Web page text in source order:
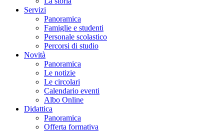
Servizi
Panoramica
Famiglie e studenti
Personale scolastico
Percorsi di studio
Novità
Panoramica
Le notizie
Le circolari
Calendario eventi
Albo Online
Didattica
Panoramica
Offerta formativa